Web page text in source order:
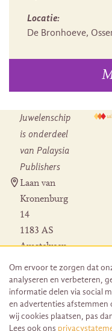
Locatie:
De Bronhoeve,
Juwelenschip
is onderdeel
van Palaysia
Publishers
Laan van
Kronenburg
14
1183 AS
Amstelveen
Herroeping
bestelling
Om ervoor te zorgen dat
analyseren en verbeteren,
informatie delen via social
en advertenties afstemmen
wij cookies plaatsen, pas
Lees ook ons